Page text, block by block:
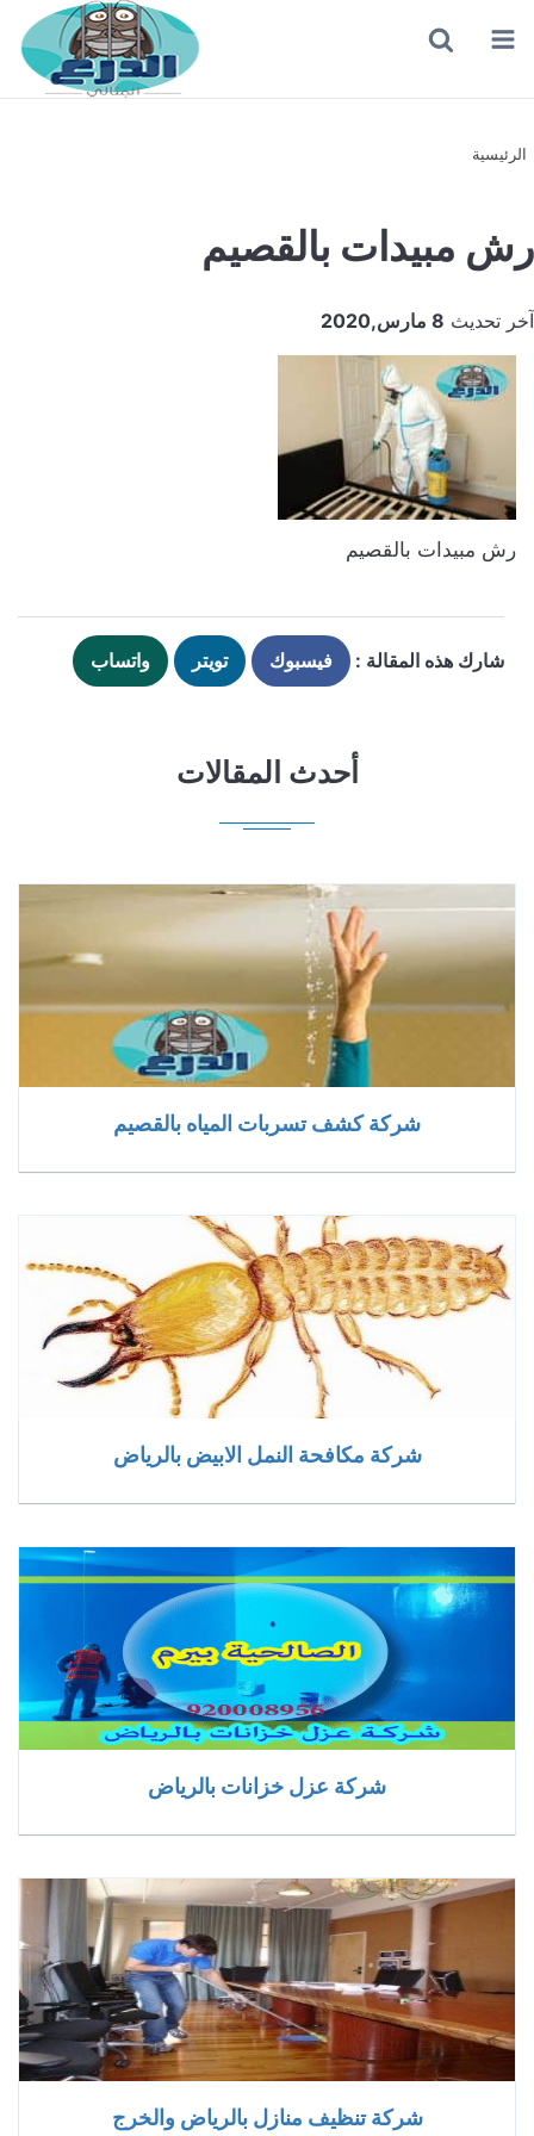
القائمة
الرئيسية
رش مبيدات بالقصيم
آخر تحديث 8 مارس,2020
رش مبيدات بالقصيم
شارك هذه المقالة : فيسبوك تويتر واتساب
أحدث المقالات
شركة كشف تسربات المياه بالقصيم
شركة مكافحة النمل الابيض بالرياض
شركة عزل خزانات بالرياض
شركة تنظيف منازل بالرياض والخرج